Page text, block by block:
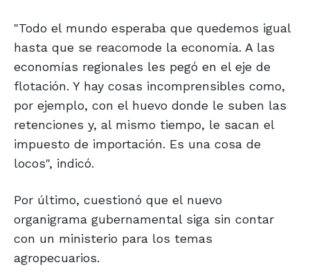
"Todo el mundo esperaba que quedemos igual
hasta que se reacomode la economía. A las
economías regionales les pegó en el eje de
flotación. Y hay cosas incomprensibles como,
por ejemplo, con el huevo donde le suben las
retenciones y, al mismo tiempo, le sacan el
impuesto de importación. Es una cosa de
locos", indicó.
Por último, cuestionó que el nuevo
organigrama gubernamental siga sin contar
con un ministerio para los temas
agropecuarios.